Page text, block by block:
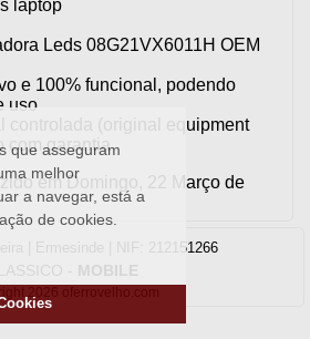
que asseguram
melhor
a navegar, está a
de cookies.
laptop
Leds 08G21VX6011H OEM
e 100% funcional, podendo
uso
controlada (original equipment
com garantia
em Domingo, 22 Março de
| Ermesinde | NIF: 212151266
- MOBILE
2026 oferrovelho.com